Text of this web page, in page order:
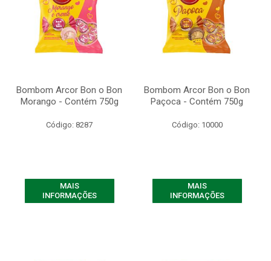
Bombom Arcor Bon o Bon
Morango - Contém 750g
Código: 8287
MAIS
INFORMAÇÕES
Bombom Arcor Bon o Bon
Paçoca - Contém 750g
Código: 10000
MAIS
INFORMAÇÕES